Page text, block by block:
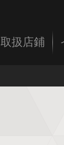
取扱店鋪